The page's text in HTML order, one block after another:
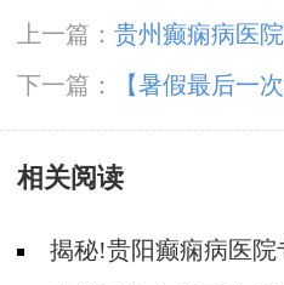
上一篇： 贵州癫痫病医
年人癫痫的几大主要原因
下一篇：
【暑假最后一
25日，京黔专家强强联
患者健康迎接新学期
相关阅读
揭秘!贵阳癫痫病医